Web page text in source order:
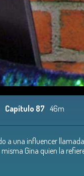
Capítulo 87 46m
a una influencer
Gina quien la